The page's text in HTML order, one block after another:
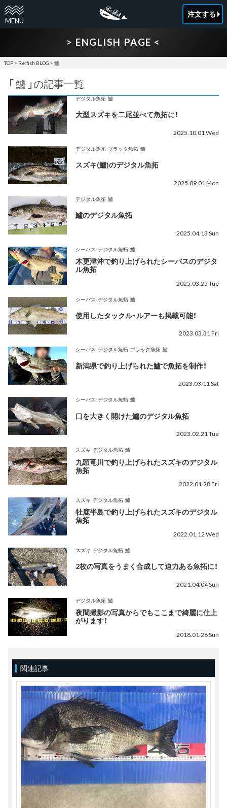
注文する
> ENGLISH PAGE <
TOP > Re:fish BLOG > 鱸
「 鱸 」の記事一覧
デジタル魚拓 鱸
大型スズキを二尾並べて魚拓に！
2025.10.01 Wed
デジタル魚拓 ブラック魚拓 鱸
スズキ(鱸)のデジタル魚拓
2025.09.01 Mon
デジタル魚拓 鱸
鱸のデジタル魚拓
2025.04.13 Sun
シーバス デジタル魚拓 鱸
木更津沖で釣り上げられたシーバスのデジタ
ル魚拓
2025.03.25 Tue
シーバス デジタル魚拓 鱸
使用したタックル・ルアーも掲載可能！
2023.03.31 Fri
シーバス デジタル魚拓 ブラック魚拓 鱸
新潟県で釣り上げられた鱸で魚拓を制作！
2023.03.11 Sat
シーバス デジタル魚拓 鱸
口を大きく開けた鱸のデジタル魚拓
2023.02.21 Tue
スズキ デジタル魚拓 鱸
九頭竜川で釣り上げられたスズキのデジタル
魚拓
2022.01.28 Fri
スズキ デジタル魚拓 鱸
牡鹿半島で釣り上げられたスズキのデジタル
魚拓
2022.01.12 Wed
スズキ デジタル魚拓 鱸
2枚の写真をうまく合成して迫力ある魚拓に！
2021.04.04 Sun
デジタル魚拓 鱸
夜間撮影の写真からでもここまで綺麗に仕上
がります！
2018.01.28 Sun
関連記事